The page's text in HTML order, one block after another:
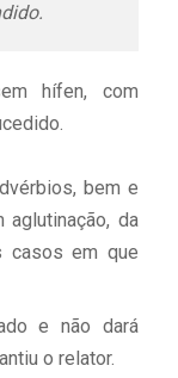
hífen, com
bem e
da
casos em que
e não dará
o relator.